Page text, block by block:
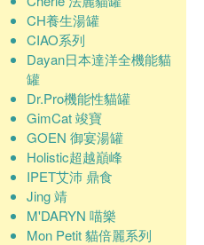
CH養生湯罐
CIAO系列
Dayan日本達洋全機能貓
罐
Dr.Pro機能性貓罐
GimCat 竣寶
GOEN 御宴湯罐
Holistic超越巔峰
IPET艾沛 鼎食
Jing 靖
M'DARYN 喵樂
Mon Petit 貓倍麗系列